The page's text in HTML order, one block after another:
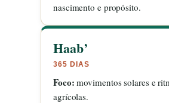
nascimento e propósito.
Haab’
365 DIAS
Foco: movimentos solares e
agrícolas.